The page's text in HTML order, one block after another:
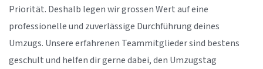
Priorität. Deshalb legen wir grossen Wert auf eine
professionelle und zuverlässige Durchführung deines
Umzugs. Unsere erfahrenen Teammitglieder sind bestens
geschult und helfen dir gerne dabei, den Umzugstag